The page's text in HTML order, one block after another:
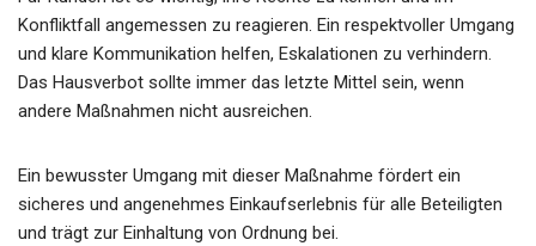
Konfliktfall angemessen zu reagieren. Ein respektvoller Umgang
und klare Kommunikation helfen, Eskalationen zu verhindern.
Das Hausverbot sollte immer das letzte Mittel sein, wenn
andere Maßnahmen nicht ausreichen.
Ein bewusster Umgang mit dieser Maßnahme fördert ein
sicheres und angenehmes Einkaufserlebnis für alle Beteiligten
und trägt zur Einhaltung von Ordnung bei.